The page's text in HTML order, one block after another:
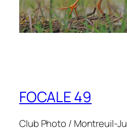
FOCALE 49
Club Photo / Montreuil-